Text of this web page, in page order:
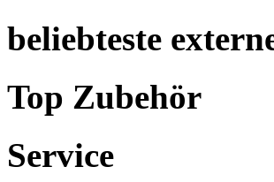
beliebteste
Top Zubehör
Service